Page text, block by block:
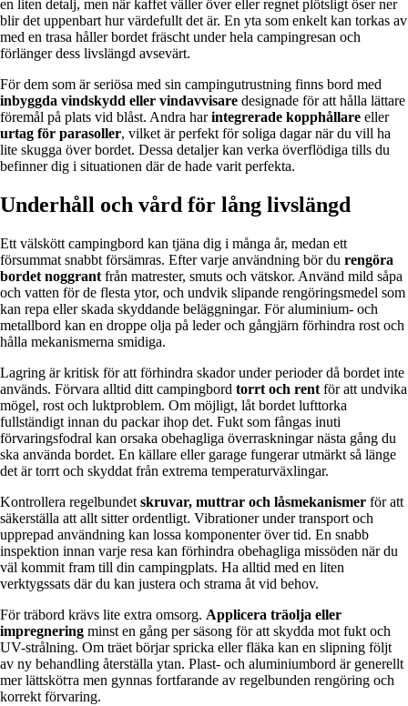
en liten detalj, men när kaffet väller över eller regnet plötsligt öser ner
blir det uppenbart hur värdefullt det är. En yta som enkelt kan torkas av
med en trasa håller bordet fräscht under hela campingresan och
förlänger dess livslängd avsevärt.
För dem som är seriösa med sin campingutrustning finns bord med
inbyggda vindskydd eller vindavvisare designade för att hålla lättare
föremål på plats vid blåst. Andra harintegrerade kopphållare eller
urtag för parasoller, vilket är perfekt för soliga dagar när du vill ha
lite skugga över bordet. Dessa detaljer kan verka överflödiga tills du
befinner dig i situationen där de hade varit perfekta.
Underhåll och vård för lång livslängd
Ett välskött campingbord kan tjäna dig i många år, medan ett
försummat snabbt försämras. Efter varje användning bör du rengöra
bordet noggrant från matrester, smuts och vätskor. Använd mild såpa
och vatten för de flesta ytor, och undvik slipande rengöringsmedel som
kan repa eller skada skyddande beläggningar. För aluminium- och
metallbord kan en droppe olja på leder och gångjärn förhindra rost och
hålla mekanismerna smidiga.
Lagring är kritisk för att förhindra skador under perioder då bordet inte
används. Förvara alltid ditt campingbord torrt och rent för att undvika
mögel, rost och luktproblem. Om möjligt, låt bordet lufttorka
fullständigt innan du packar ihop det. Fukt som fångas inuti
förvaringsfodral kan orsaka obehagliga överraskningar nästa gång du
ska använda bordet. En källare eller garage fungerar utmärkt så länge
det är torrt och skyddat från extrema temperaturväxlingar.
Kontrollera regelbundet skruvar, muttrar och låsmekanismer för att
säkerställa att allt sitter ordentligt. Vibrationer under transport och
upprepad användning kan lossa komponenter över tid. En snabb
inspektion innan varje resa kan förhindra obehagliga missöden när du
väl kommit fram till din campingplats. Ha alltid med en liten
verktygssats där du kan justera och strama åt vid behov.
För träbord krävs lite extra omsorg. Applicera träolja eller
impregnering minst en gång per säsong för att skydda mot fukt och
UV-strålning. Om träet börjar spricka eller fläka kan en slipning följt
av ny behandling återställa ytan. Plast- och aluminiumbord är generellt
mer lättskötта men gynnas fortfarande av regelbunden rengöring och
korrekt förvaring.